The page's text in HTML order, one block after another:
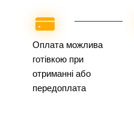
Оплата можлива
готівкою при
отриманні або
передоплата